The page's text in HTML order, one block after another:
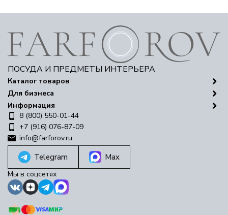
ПОСУДА И ПРЕДМЕТЫ ИНТЕРЬЕРА
Каталог товаров
Для бизнеса
Информация
8 (800) 550-01-44
+7 (916) 076-87-09
info@farforov.ru
Telegram Max
Мы в соцсетях